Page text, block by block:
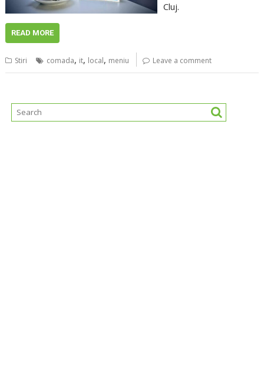
Cluj.
READ MORE
Stiri comada, it, local, meniu Leave a comment